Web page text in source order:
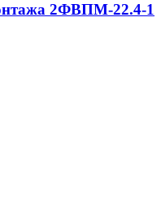
2ФВПМ-22.4-1